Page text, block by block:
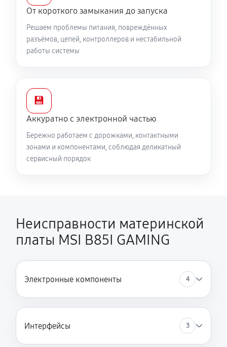
От короткого замыкания до запуска
Решаем проблемы питания, повреждённых
разъёмов, цепей, контроллеров и нестабильной
работы системы
💾
Аккуратно с электронной частью
Бережно работаем с дорожками, контактными
зонами и компонентами, соблюдая деликатный
сервисный порядок
Неисправности материнской
платы MSI B85I GAMING
Электронные компоненты 4
Интерфейсы 3